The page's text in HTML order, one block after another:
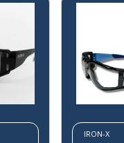
IRON-X